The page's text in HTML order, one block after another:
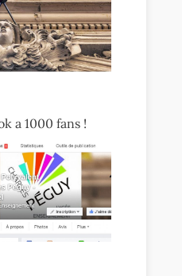
a 1000 fans !